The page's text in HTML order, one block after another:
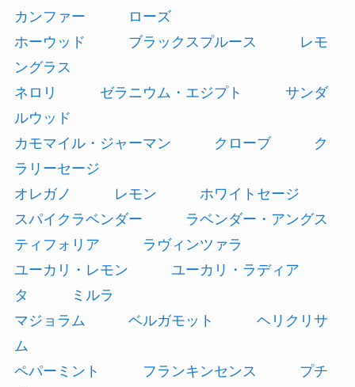
カンファー
ローズ
ホーウッド
ブラックスプルース
レモ
ングラス
ネロリ
ゼラニウム・エジプト
サンダ
ルウッド
カモマイル・ジャーマン
クローブ
ク
ラリーセージ
オレガノ
レモン
ホワイトセージ
スパイクラベンダー
ラベンダー・アングス
ティフォリア
ラヴィンツァラ
ユーカリ・レモン
ユーカリ・ラディア
タ
ミルラ
マジョラム
ベルガモット
ヘリクリサ
ム
ペパーミント
フランキンセンス
プチ